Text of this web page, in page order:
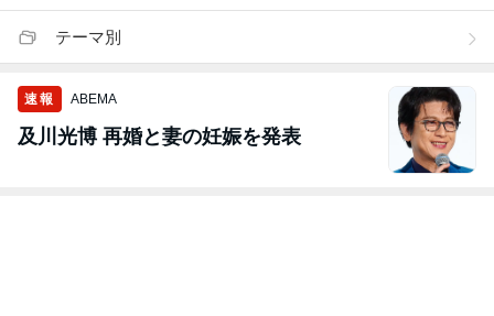
テーマ別
速報 ABEMA
及川光博 再婚と妻の妊娠を発表